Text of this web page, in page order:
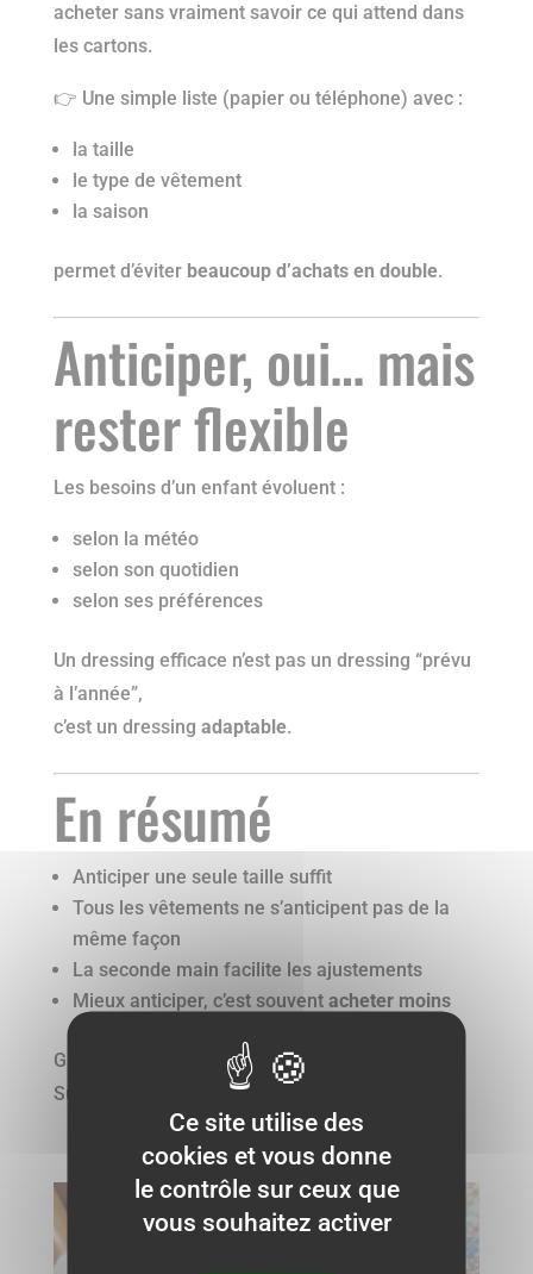
acheter sans vraiment savoir ce qui attend dans
les cartons.
👉 Une simple liste (papier ou téléphone) avec :
la taille
le type de vêtement
la saison
permet d’éviter beaucoup d’achats en double.
Anticiper, oui… mais
rester flexible
Les besoins d’un enfant évoluent :
selon la météo
selon son quotidien
selon ses préférences
Un dressing efficace n’est pas un dressing “prévu
à l’année”,
c’est un dressing adaptable.
En résumé
Anticiper une seule taille suffit
Tous les vêtements ne s’anticipent pas de la
même façon
La seconde main facilite les ajustements
Mieux anticiper, c’est souvent acheter moins
Grandir vite est normal.
Suracheter ne l’est pas forcément 😉
Ce site utilise des
cookies et vous donne
le contrôle sur ceux que
vous souhaitez activer